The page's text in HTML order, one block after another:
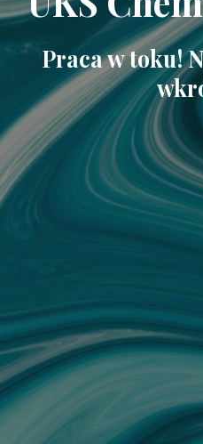
Praca w toku!